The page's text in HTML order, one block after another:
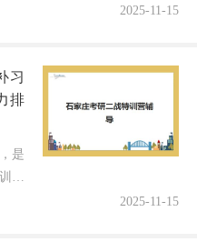
宣传令人眼花缭乱，真实...
2025-11-15
习
排
是
营
2025-11-15